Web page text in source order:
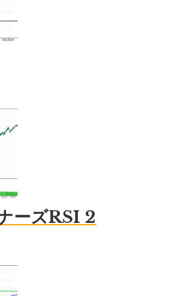
ーズRSI 2